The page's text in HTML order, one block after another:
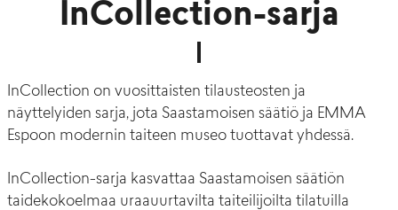
InCollection-sarja
InCollection on vuosittaisten tilausteosten ja
näyttelyiden sarja, jota Saastamoisen säätiö ja EMMA
Espoon modernin taiteen museo tuottavat yhdessä.
InCollection-sarja kasvattaa Saastamoisen säätiön
taidekokoelmaa uraauurtavilta taiteilijoilta tilatuilla